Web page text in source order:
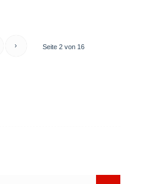
Seite 2 von 16
›